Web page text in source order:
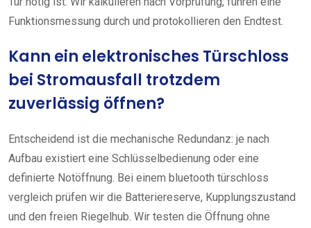
Funktionsmessung durch und protokollieren den Endtest.
Kann ein elektronisches Türschloss
bei Stromausfall trotzdem
zuverlässig öffnen?
Entscheidend ist die mechanische Redundanz: je nach
Aufbau existiert eine Schlüsselbedienung oder eine
definierte Notöffnung. Bei einem bluetooth türschloss
vergleich prüfen wir die Batteriereserve, Kupplungszustand
und den freien Riegelhub. Wir testen die Öffnung ohne